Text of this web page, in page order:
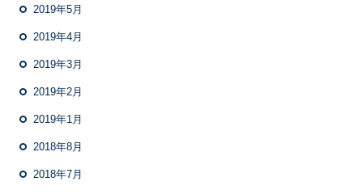
2019年5月
2019年4月
2019年3月
2019年2月
2019年1月
2018年8月
2018年7月